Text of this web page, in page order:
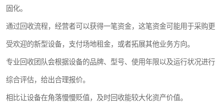
固化。
通过回收流程，经营者可以获得一笔资金，这笔资金可能用于采购更
受欢迎的新型设备，支付场地租金，或者拓展其他业务方向。
专业回收团队会根据设备的品牌、型号、使用年限以及运行状况进行
综合评估，给出合理报价。
相比让设备在角落慢慢贬值，及时回收能较大化资产价值。